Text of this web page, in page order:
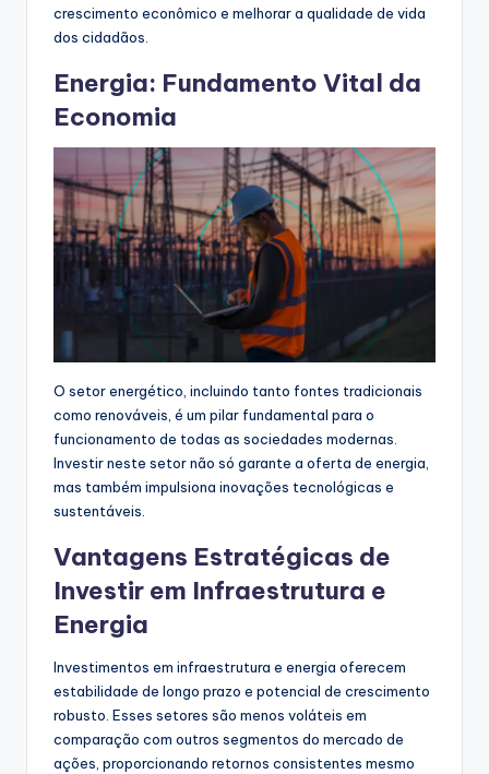
crescimento econômico e melhorar a qualidade de vida
dos cidadãos.
Energia: Fundamento Vital da
Economia
O setor energético, incluindo tanto fontes tradicionais
como renováveis, é um pilar fundamental para o
funcionamento de todas as sociedades modernas.
Investir neste setor não só garante a oferta de energia,
mas também impulsiona inovações tecnológicas e
sustentáveis.
Vantagens Estratégicas de
Investir em Infraestrutura e
Energia
Investimentos em infraestrutura e energia oferecem
estabilidade de longo prazo e potencial de crescimento
robusto. Esses setores são menos voláteis em
comparação com outros segmentos do mercado de
ações, proporcionando retornos consistentes mesmo